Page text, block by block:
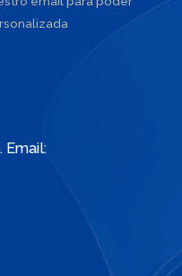
Email: